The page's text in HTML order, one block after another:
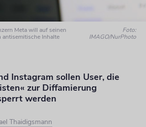
Meta will auf seinen
antisemitische Inhalte
Foto:
IMAGO/NurPhoto
Instagram sollen User, die
zur Diffamierung
werden
Thaidigsmann